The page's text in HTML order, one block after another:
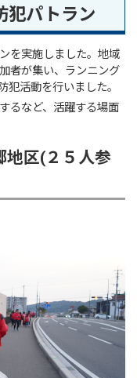
パトラン
を実施しました。地域
者が集い、ランニング
犯活動を行いました。
るなど、活躍する場面
区(２５人参